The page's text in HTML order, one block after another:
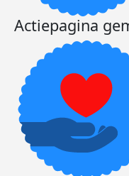
Actiepagina